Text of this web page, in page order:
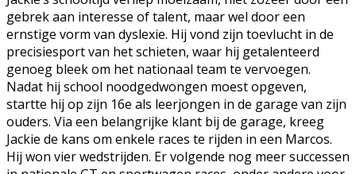
gebrek aan interesse of talent, maar wel door een
ernstige vorm van dyslexie. Hij vond zijn toevlucht in de
precisiesport van het schieten, waar hij getalenteerd
genoeg bleek om het nationaal team te vervoegen.
Nadat hij school noodgedwongen moest opgeven,
startte hij op zijn 16e als leerjongen in de garage van zijn
ouders. Via een belangrijke klant bij de garage, kreeg
Jackie de kans om enkele races te rijden in een Marcos.
Hij won vier wedstrijden. Er volgende nog meer successen